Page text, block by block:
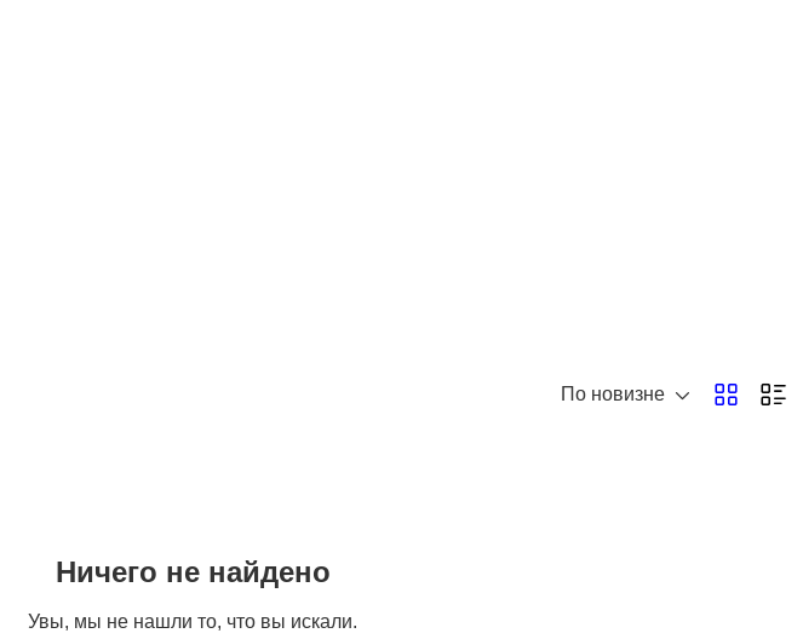
По новизне
Ничего не найдено
Увы, мы не нашли то, что вы искали.